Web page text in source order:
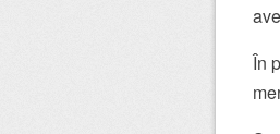
În